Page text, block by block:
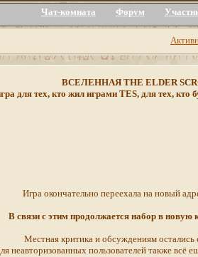
Чат-комната Форум
ВСЕЛЕННАЯ THE ELDER
для тех, кто жил играми TES, для тех,
Игра окончательно переехала на новый
В связи с этим продолжается набор в новую
Местная критика и обсуждениям
неавторизованных пользователей также всё